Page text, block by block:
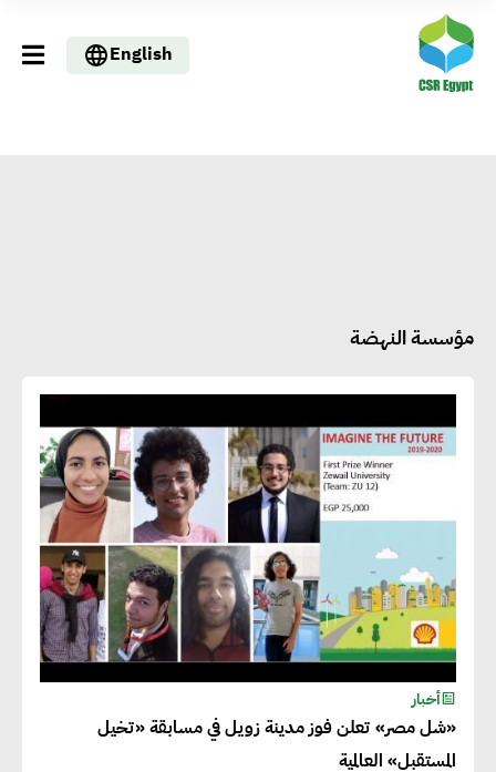
English
مؤسسة النهضة
أخبار
«شل مصر» تعلن فوز مدينة زويل في مسابقة «تخيل
المستقبل» العالمية